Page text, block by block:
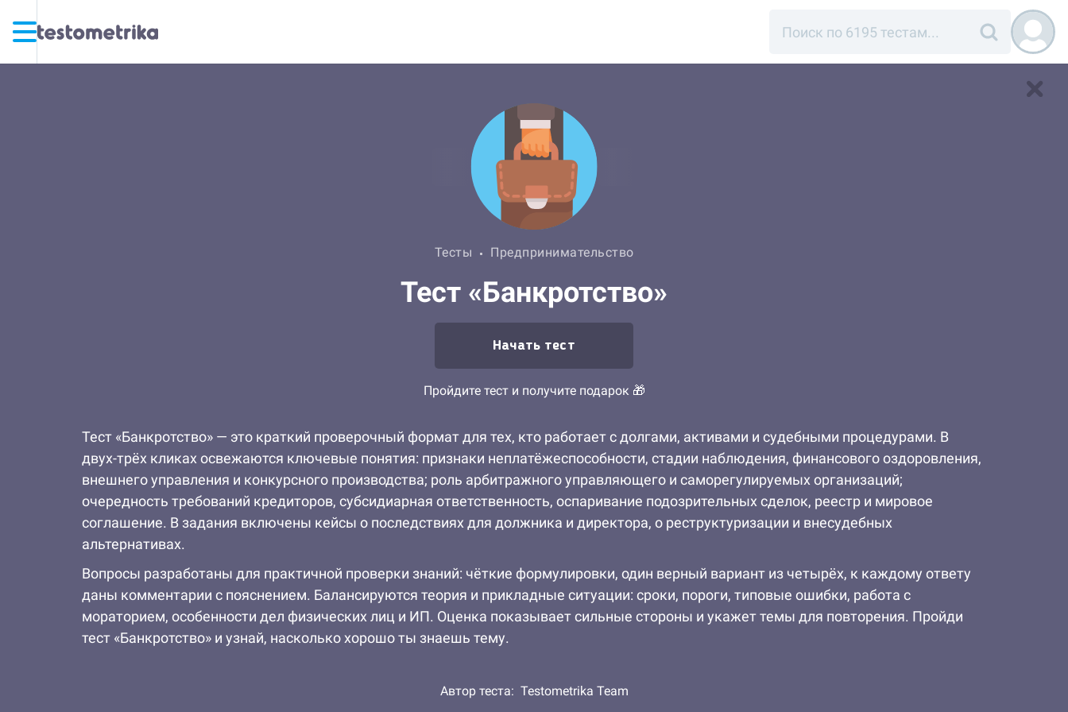
Тесты Предпринимательство
Тест «Банкротство»
Начать тест
Пройдите тест и получите подарок 🎁
Тест «Банкротство» — это краткий проверочный формат для тех, кто работает с долгами, активами и судебными процедурами. В
двух-трёх кликах освежаются ключевые понятия: признаки неплатёжеспособности, стадии наблюдения, финансового оздоровления,
внешнего управления и конкурсного производства; роль арбитражного управляющего и саморегулируемых организаций;
очередность требований кредиторов, субсидиарная ответственность, оспаривание подозрительных сделок, реестр и мировое
соглашение. В задания включены кейсы о последствиях для должника и директора, о реструктуризации и внесудебных
альтернативах.
Вопросы разработаны для практичной проверки знаний: чёткие формулировки, один верный вариант из четырёх, к каждому ответу
даны комментарии с пояснением. Балансируются теория и прикладные ситуации: сроки, пороги, типовые ошибки, работа с
мораторием, особенности дел физических лиц и ИП. Оценка показывает сильные стороны и укажет темы для повторения. Пройди
тест «Банкротство» и узнай, насколько хорошо ты знаешь тему.
Автор теста: Testometrika Team